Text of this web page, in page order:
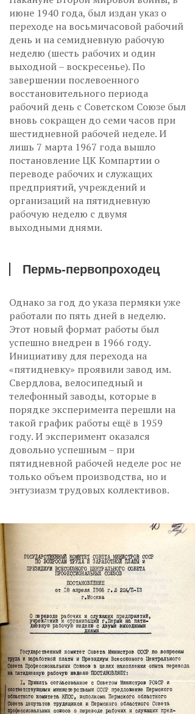
июне 1940 года, был издан указ о
переходе на восьмичасовой рабочий
день и на семидневную рабочую
неделю (шесть рабочих и один
выходной – воскресенье). По
завершении послевоенного
восстановительного периода
рабочий день с Советском Союзе был
вновь сокращен до семи часов при
шестидневной рабочей неделе. И
лишь 7 марта 1967 года вышло
постановление ЦК Компартии о
переводе рабочих и служащих
предприятий, учреждений и
организаций на пятидневную
рабочую неделю с двумя
выходными днями.
Пермь-первопроходец
Однако за год до указа пермяки уже
работали по пять дней в неделю.
Этот новый формат работы был
успешно внедрен в 1966 году.
Инициативу для перехода на
«пятидневку» проявили завод им.
Свердлова, велосипедный и
телефонный заводы, которые в
порядке эксперимента перешли на
такой график работы ещё в 1959
году. И эксперимент оказался
довольно успешным – при
пятидневной рабочей неделе рос не
только объем производства, но и
энтузиазм трудовых коллективов.